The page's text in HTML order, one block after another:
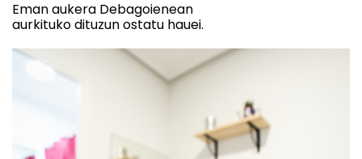
Eman aukera Debagoienean
aurkituko dituzun ostatu hauei.